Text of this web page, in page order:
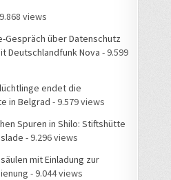
views
Gespräch über Datenschutz
Deutschlandfunk Nova - 9.599
endet die
in Belgrad - 9.579 views
Spuren in Shilo: Stiftshütte
- 9.296 views
mit Einladung zur
- 9.044 views